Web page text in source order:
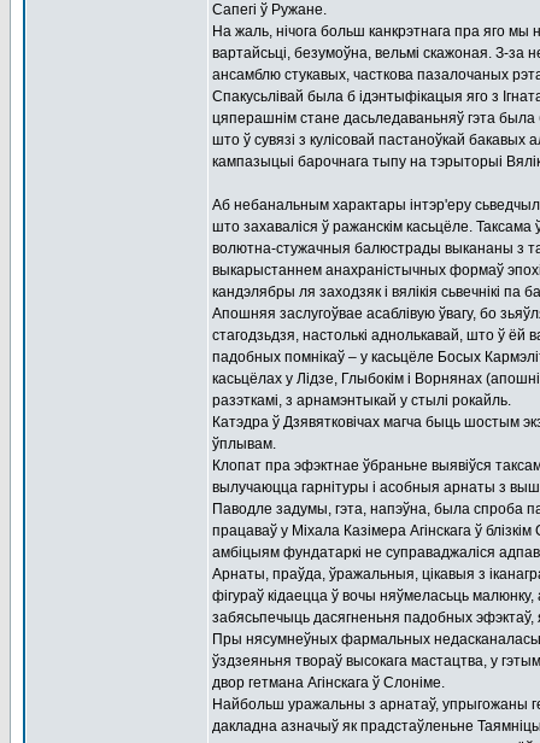
Сапегі ў Ружане.
На жаль, нічога больш канкрэтнага пра яго мы
вартайсьці, безумоўна, вельмі скажоная. З-за
ансамблю стукавых, часткова пазалочаных
Спакусьлівай была б ідэнтыфікацыя яго з
цяперашнім стане дасьледаваньняў гэта была
што ў сувязі з кулісовай пастаноўкай
кампазыцыі барочнага тыпу на тэрыторыі
Аб небанальным характары інтэр'еру
што захаваліся ў ражанскім касьцёле. Таксама
волютна-стужачныя балюстрады выкананы з
выкарыстаннем анахраністычных формаў
кандэлябры ля заходзяк і вялікія сьвечнікі
Апошняя заслугоўвае асаблівую ўвагу, бо
стагодзьдзя, настолькі аднолькавай, што ў ёй
падобных помнікаў – у касьцёле Босых
касьцёлах у Лідзе, Глыбокім і Ворнянах
разэткамі, з арнамэнтыкай у стылі рокайль.
Катэдра ў Дзявятковічах магча быць шостым
ўплывам.
Клопат пра эфэктнае ўбраньне выявіўся
вылучаюцца гарнітуры і асобныя арнаты з
Паводле задумы, гэта, напэўна, была спроба
працаваў у Міхала Казімера Агінскага ў
амбіцыям фундатаркі не суправаджаліся
Арнаты, праўда, ўражальныя, цікавыя з
фігураў кідаецца ў вочы няўмеласьць
забясьпечыць дасягненьня падобных эфэктаў,
Пры нясумнеўных фармальных
ўздзеяньня твораў высокага мастацтва, у
двор гетмана Агінскага ў Слоніме.
Найбольш уражальны з арнатаў, упрыгожаны
дакладна азначыў як прадстаўленьне